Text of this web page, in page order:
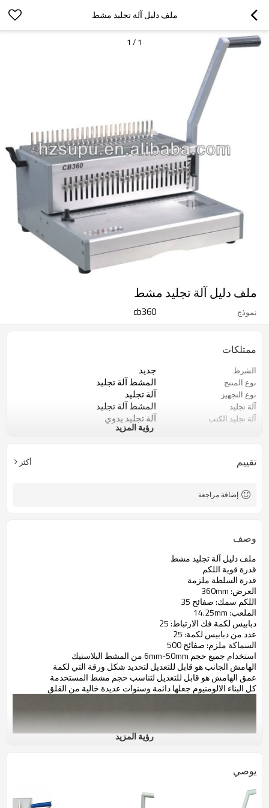
ملف دليل آلة تجليد مشط
1
/
1
ملف دليل آلة تجليد مشط
نموذج cb360
ممتلكات
الشرط جديد
نوع المنتج المشط آلة تجليد
نوع التجهيز آلة تجليد
آلة تجليد المشط آلة تجليد
آلة تجليد الكتب آلة تجليد يدوي
البلاستيك آلة تجليد خاتم
رؤية المزيد
تقييم أكثر
إضافة مراجعة
وصف
ملف دليل آلة تجليد مشط
قدرة قوية اللكم
قدرة السلطة ملزمة
العرض: 360mm
اللكم سمك: صفائح 35
الملعب: 14.25mm
دبابيس لكمة فك الارتباط: 25
عدد من دبابيس لكمة: 25
السماكة ملزم: صفائح 500
استخدام جميع حجم 6mm-50mm من المشط البلاستيك
الهامش الجانب هو قابل للتعديل لتحديد شكل ورقة التي لكمة
عمق الهامش هو قابل للتعديل لتناسب حجم مشط المستخدمة
كل البناء الالومنيوم جعلها دائمة وسنوات عديدة خالية من القلق
رؤية المزيد
يوصي